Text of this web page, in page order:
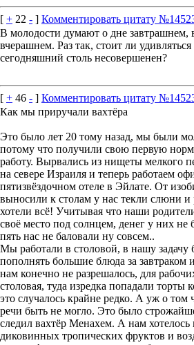
[ + 22 - ] Комментировать цитату
В молодости думают о дне завтрашнем,
вчерашнем. Раз так, стоит ли
сегодняшний столь несовершенен?
[ + 46 - ] Комментировать цитату
Как мы приручали вахтёра
Это было лет 20 тому назад, мы были
потому что получили свою первую
работу. Вырвались из нищеты мелкого
на севере Израиля и теперь работаем
пятизвёздочном отеле в Эйлате. От
выносили к столам у нас текли слюни и
хотели всё! Учитывая что наши
своё место под солнцем, денег у них не
пять нас не баловали ну совсем..
Мы работали в столовой, в нашу задачу
пополнять большие блюда за завтраком
нам конечно не разрешалось, для
столовая, туда изредка попадали торты
это случалось крайне редко. А уж о том
речи быть не могло. Это было
следил вахтёр Менахем. А нам хотелось
диковинных тропических фруктов и